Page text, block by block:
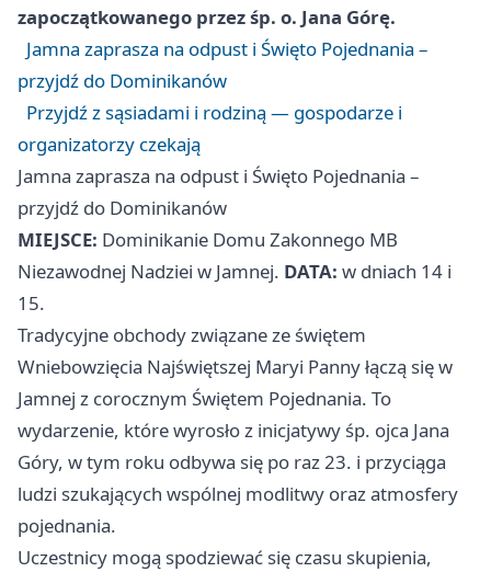
zapoczątkowanego przez śp. o. Jana Górę.
Jamna zaprasza na odpust i Święto Pojednania –
przyjdź do Dominikanów
Przyjdź z sąsiadami i rodziną — gospodarze i
organizatorzy czekają
Jamna zaprasza na odpust i Święto Pojednania –
przyjdź do Dominikanów
MIEJSCE: Dominikanie Domu Zakonnego MB
Niezawodnej Nadziei w Jamnej. DATA: w dniach 14 i
15.
Tradycyjne obchody związane ze świętem
Wniebowzięcia Najświętszej Maryi Panny łączą się w
Jamnej z corocznym Świętem Pojednania. To
wydarzenie, które wyrosło z inicjatywy śp. ojca Jana
Góry, w tym roku odbywa się po raz 23. i przyciąga
ludzi szukających wspólnej modlitwy oraz atmosfery
pojednania.
Uczestnicy mogą spodziewać się czasu skupienia,